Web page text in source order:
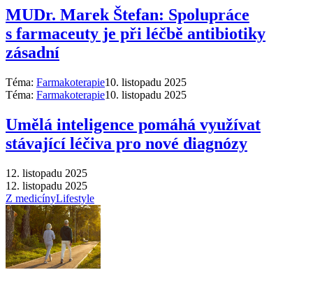
MUDr. Marek Štefan: Spolupráce
s farmaceuty je při léčbě antibiotiky
zásadní
Téma: Farmakoterapie10. listopadu 2025
Téma: Farmakoterapie10. listopadu 2025
Umělá inteligence pomáhá využívat
stávající léčiva pro nové diagnózy
12. listopadu 2025
12. listopadu 2025
Z medicínyLifestyle